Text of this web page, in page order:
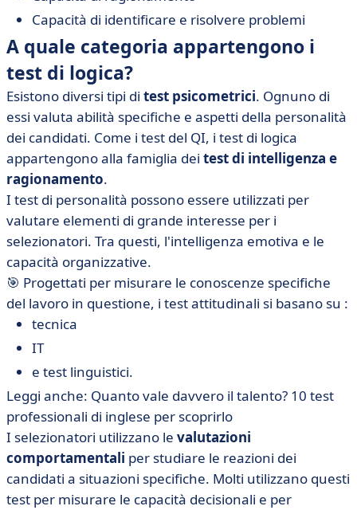
Capacità di identificare e risolvere problemi
A quale categoria appartengono i
test di logica?
Esistono diversi tipi di test psicometrici. Ognuno di
essi valuta abilità specifiche e aspetti della personalità
dei candidati. Come i test del QI, i test di logica
appartengono alla famiglia dei test di intelligenza e
ragionamento.
I test di personalità possono essere utilizzati per
valutare elementi di grande interesse per i
selezionatori. Tra questi, l'intelligenza emotiva e le
capacità organizzative.
🎯 Progettati per misurare le conoscenze specifiche
del lavoro in questione, i test attitudinali si basano su :
tecnica
IT
e test linguistici.
Leggi anche: Quanto vale davvero il talento? 10 test
professionali di inglese per scoprirlo
I selezionatori utilizzano le valutazioni
comportamentali per studiare le reazioni dei
candidati a situazioni specifiche. Molti utilizzano questi
test per misurare le capacità decisionali e per